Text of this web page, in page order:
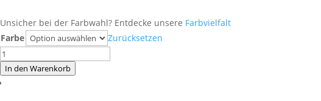
Unsicher bei der Farbwahl? Entdecke unsere Farbvielfalt
Farbe
Zurücksetzen
MT07
pink
weiß
In den Warenkorb